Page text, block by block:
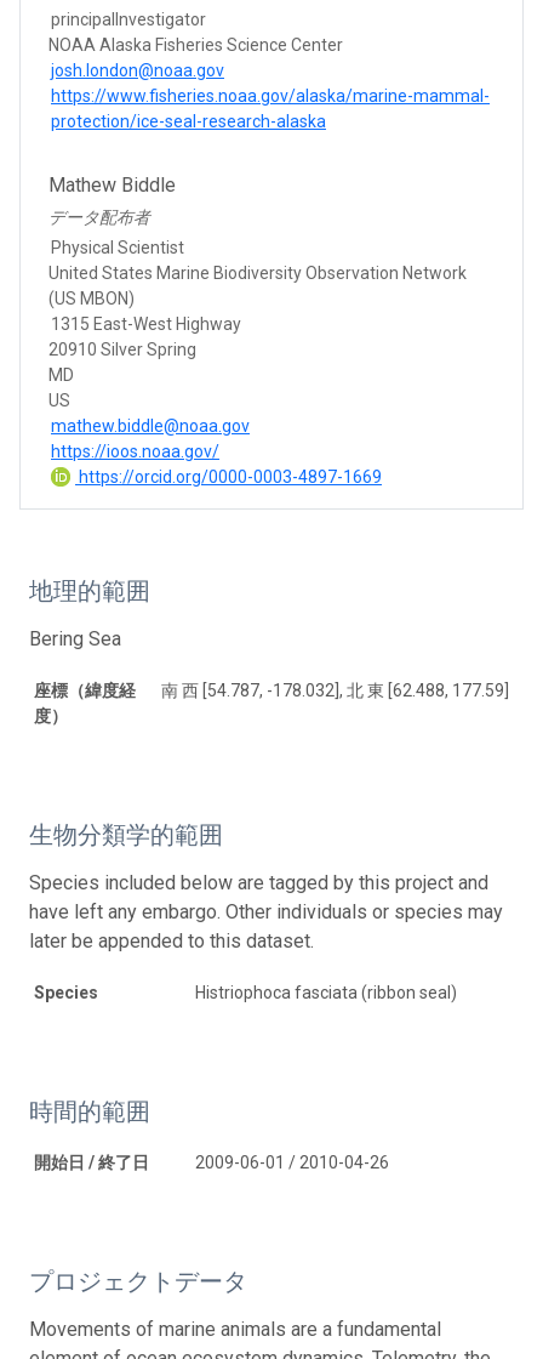
principalInvestigator
NOAA Alaska Fisheries Science Center
josh.london@noaa.gov
https://www.fisheries.noaa.gov/alaska/marine-mammal-
protection/ice-seal-research-alaska
Mathew Biddle
データ配布者
Physical Scientist
United States Marine Biodiversity Observation Network
(US MBON)
1315 East-West Highway
20910 Silver Spring
MD
US
mathew.biddle@noaa.gov
https://ioos.noaa.gov/
https://orcid.org/0000-0003-4897-1669
地理的範囲
Bering Sea
座標（緯度経
度）
南 西 [54.787, -178.032], 北 東 [62.488, 177.59]
生物分類学的範囲
Species included below are tagged by this project and
have left any embargo. Other individuals or species may
later be appended to this dataset.
Species Histriophoca fasciata (ribbon seal)
時間的範囲
開始日 / 終了日 2009-06-01 / 2010-04-26
プロジェクトデータ
Movements of marine animals are a fundamental